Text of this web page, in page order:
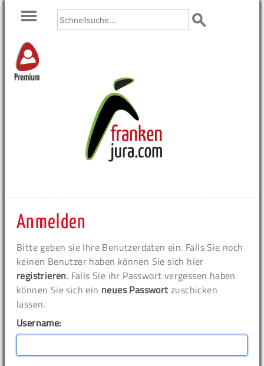
Premium
Anmelden
Bitte geben sie Ihre Benutzerdaten ein. Falls Sie noch
keinen Benutzer haben können Sie sich hier
registrieren. Falls Sie ihr Passwort vergessen haben
können Sie sich ein neues Passwort zuschicken
lassen.
Username: